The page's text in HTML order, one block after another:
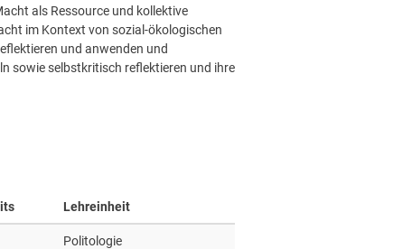
als Ressource und kollektive
im Kontext von sozial-ökologischen
und anwenden und
sowie selbstkritisch reflektieren und ihre
Lehreinheit
Politologie